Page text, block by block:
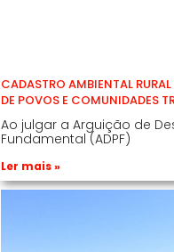
CADASTRO AMBIENTAL
DE POVOS E COMUNIDADES
Ao julgar a Arguição de
Fundamental (ADPF)
Ler mais »